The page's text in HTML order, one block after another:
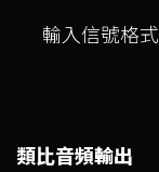
輸入信號格式
類比音頻輸出